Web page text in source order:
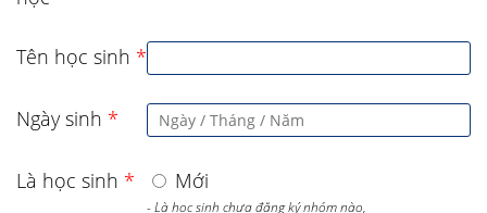
Tên học sinh *
Ngày sinh *
Là học sinh * Mới
- Là học sinh chưa đăng ký nhóm nào,